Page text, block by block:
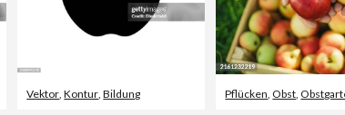
Einzelner Gegenstand
Vektor,Kontur,Bildung Pflücken, Obst,